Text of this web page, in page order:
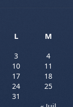
L
M
3
4
10
11
17
18
24
25
31